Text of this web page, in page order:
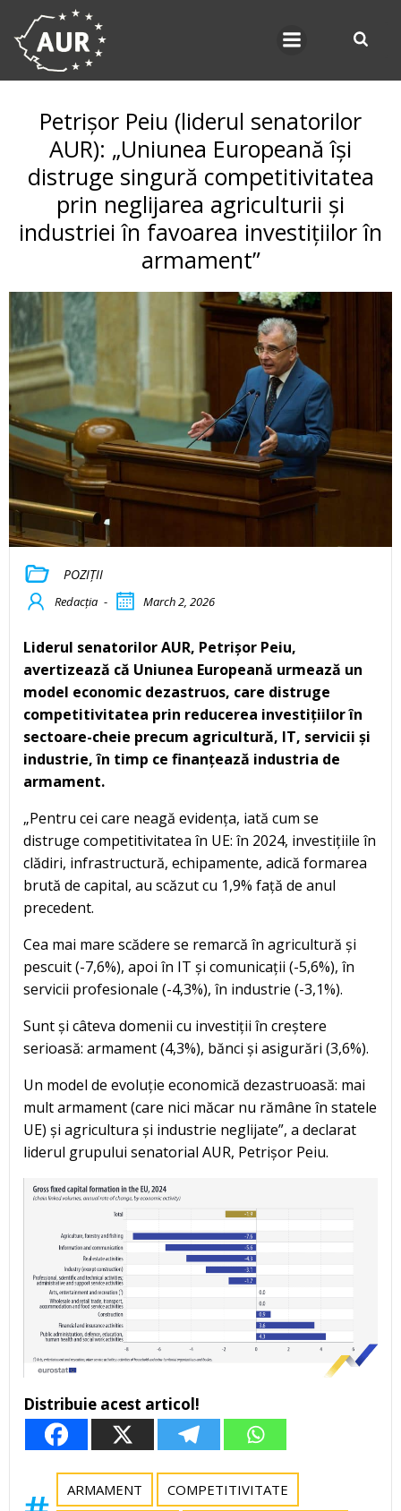
Petrișor Peiu (liderul senatorilor
AUR): „Uniunea Europeană își
distruge singură competitivitatea
prin neglijarea agriculturii și
industriei în favoarea investițiilor în
armament”
POZIȚII
Redacția - March 2, 2026
Liderul senatorilor AUR, Petrișor Peiu,
avertizează că Uniunea Europeană urmează un
model economic dezastruos, care distruge
competitivitatea prin reducerea investițiilor în
sectoare-cheie precum agricultură, IT, servicii și
industrie, în timp ce finanțează industria de
armament.
„Pentru cei care neagă evidența, iată cum se
distruge competitivitatea în UE: în 2024, investițiile în
clădiri, infrastructură, echipamente, adică formarea
brută de capital, au scăzut cu 1,9% față de anul
precedent.
Cea mai mare scădere se remarcă în agricultură și
pescuit (-7,6%), apoi în IT și comunicații (-5,6%), în
servicii profesionale (-4,3%), în industrie (-3,1%).
Sunt și câteva domenii cu investiții în creștere
serioasă: armament (4,3%), bănci și asigurări (3,6%).
Un model de evoluție economică dezastruoasă: mai
mult armament (care nici măcar nu rămâne în statele
UE) și agricultura și industrie neglijate”, a declarat
liderul grupului senatorial AUR, Petrișor Peiu.
Distribuie acest articol!
ARMAMENT COMPETITIVITATE